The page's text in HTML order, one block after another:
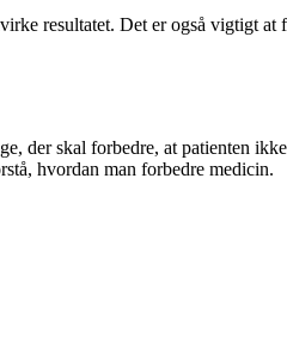
resultatet. Det er også vigtigt
der skal forbedre, at patienten
hvordan man forbedre medicin.